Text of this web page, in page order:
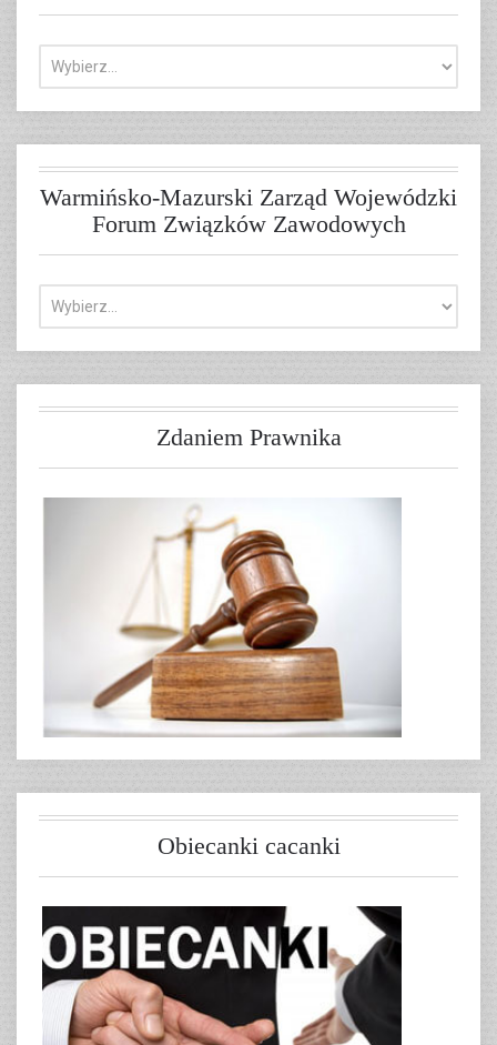
Warmińsko-Mazurski Zarząd Wojewódzki
Forum Związków Zawodowych
Zdaniem Prawnika
Obiecanki cacanki